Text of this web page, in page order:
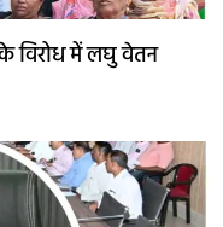
विरोध में लघु वेतन